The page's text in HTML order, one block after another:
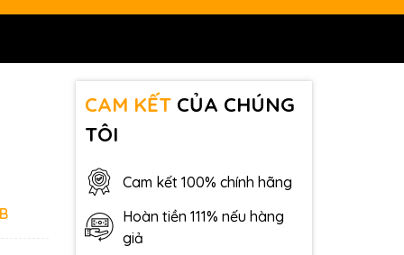
CAM KẾTCỦA CHÚNG
TÔI
Cam kết 100% chính hãng
Hoàn tiền 111% nếu hàng
giả